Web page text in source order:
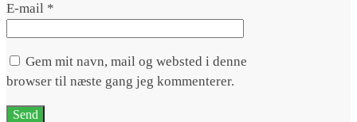
E-mail *
Gem mit navn, mail og websted i denne
browser til næste gang jeg kommenterer.